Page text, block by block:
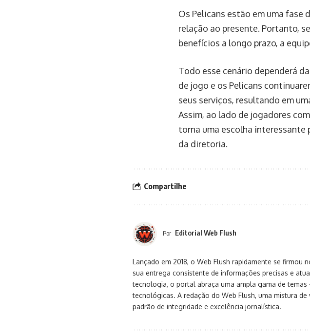
Os Pelicans estão em uma fase
relação ao presente. Portanto,
benefícios a longo prazo, a
Todo esse cenário dependerá
de jogo e os Pelicans
seus serviços, resultando em
Assim, ao lado de jogadores
torna uma escolha interessante
da diretoria.
Compartilhe
Por Editorial Web Flush
Lançado em 2018, o Web Flush rapidamente se
sua entrega consistente de informações precisas e
tecnologia, o portal abraça uma ampla gama de
tecnológicas. A redação do Web Flush, uma mistura
padrão de integridade e excelência jornalística.